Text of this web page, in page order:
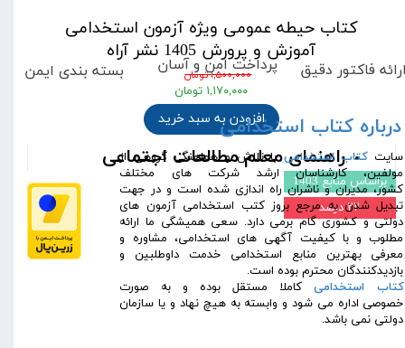
راهنمای معلم جغرافیای ایران
راهنمای معلم مطالعات اجتماعی
راهنمای معلم مطالعات اجتماعی پایه
هفتم
مبانی و نظریه های جامعه شناسی
مفاهیم و حوزه های جامعه شناسی
راهنمای معلم تاریخ (2)
راهنمای معلم تاریخ (3) ایران و جهان
معاصر
کتاب حیطه عمومی ویژه آزمون استخدامی
آموزش و پرورش 1405 نشر آراه
۱,۵۰۰,۰۰۰ تومان
۱,۱۷۰,۰۰۰ تومان
افزودن به سبد خرید
براساس منابع 1403
۲۲ درصد
بسته بندی ایمن فاکتور دقیق پرداخت امن و آسان
درباره کتاب استخدامی
​سایت کتاب استخدامیبا تلاش و هماهنگی گروهی از
مولفین، کارشناسان ارشد شرکت های مختلف
کشور، مدیران و ناشران راه اندازی شده است و در جهت
تبدیل شدن به مرجع بروز کتب استخدامی آزمون های
دولتی و کشوری گام برمی دارد. سعی همیشگی ما ارائه
مطلوب و با کیفیت آگهی های استخدامی، مشاوره و
معرفی بهترین منابع استخدامی خدمت داوطلبین و
بازدیدکنندگان محترم بوده است.
کتاب استخدامیکاملا مستقل بوده و به صورت
خصوصی اداره می شود و وابسته به هیچ نهاد و یا سازمان
دولتی نمی باشد.